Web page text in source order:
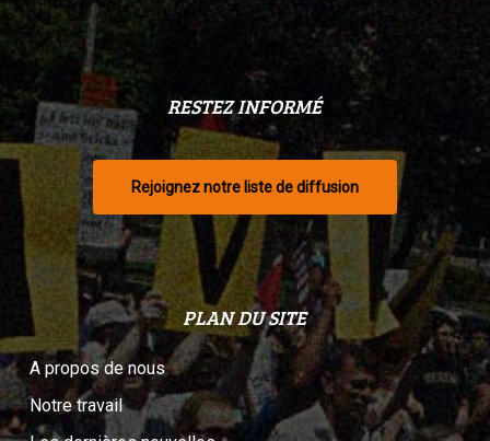
RESTEZ INFORMÉ
Rejoignez notre liste de diffusion
PLAN DU SITE
A propos de nous
Notre travail